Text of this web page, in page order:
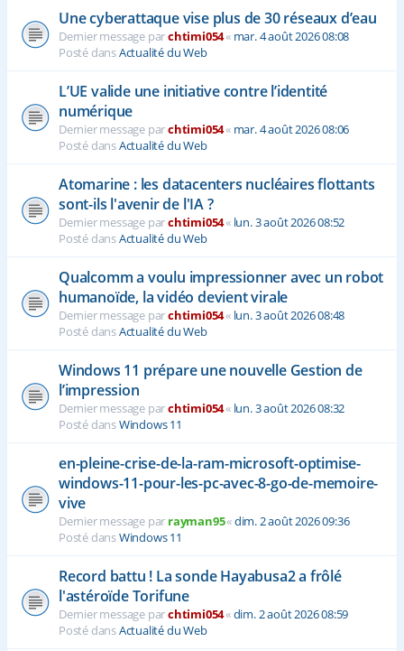
Une cyberattaque vise plus de 30 réseaux d’eau
Dernier message parchtimi054« mar. 4 août 2026 08:08
Posté dansActualité du Web
L’UE valide une initiative contre l’identité
numérique
Dernier message parchtimi054« mar. 4 août 2026 08:06
Posté dansActualité du Web
Atomarine : les datacenters nucléaires flottants
sont-ils l'avenir de l'IA ?
Dernier message parchtimi054« lun. 3 août 2026 08:52
Posté dansActualité du Web
Qualcomm a voulu impressionner avec un robot
humanoïde, la vidéo devient virale
Dernier message parchtimi054« lun. 3 août 2026 08:48
Posté dansActualité du Web
Windows 11 prépare une nouvelle Gestion de
l’impression
Dernier message parchtimi054« lun. 3 août 2026 08:32
Posté dansWindows 11
en-pleine-crise-de-la-ram-microsoft-optimise-
windows-11-pour-les-pc-avec-8-go-de-memoire-
vive
Dernier message par rayman95«dim. 2 août 2026 09:36
Posté dansWindows 11
Record battu ! La sonde Hayabusa2 a frôlé
l'astéroïde Torifune
Dernier message parchtimi054«dim. 2 août 2026 08:59
Posté dansActualité du Web